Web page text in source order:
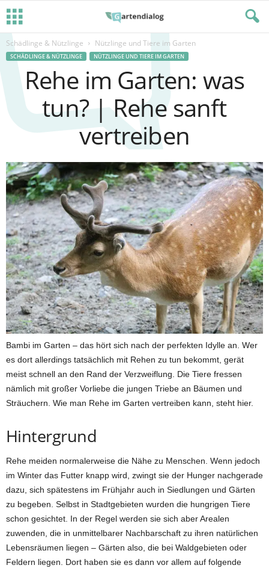
Schädlinge & Nützlinge Nützlinge und Tiere im Garten
SCHÄDLINGE & NÜTZLINGE NÜTZLINGE UND TIERE IM GARTEN
Rehe im Garten: was
tun? | Rehe sanft
vertreiben
Bambi im Garten – das hört sich nach der perfekten Idylle an. Wer
es dort allerdings tatsächlich mit Rehen zu tun bekommt, gerät
meist schnell an den Rand der Verzweiflung. Die Tiere fressen
nämlich mit großer Vorliebe die jungen Triebe an Bäumen und
Sträuchern. Wie man Rehe im Garten vertreiben kann, steht hier.
Hintergrund
Rehe meiden normalerweise die Nähe zu Menschen. Wenn jedoch
im Winter das Futter knapp wird, zwingt sie der Hunger nachgerade
dazu, sich spätestens im Frühjahr auch in Siedlungen und Gärten
zu begeben. Selbst in Stadtgebieten wurden die hungrigen Tiere
schon gesichtet. In der Regel werden sie sich aber Arealen
zuwenden, die in unmittelbarer Nachbarschaft zu ihren natürlichen
Lebensräumen liegen – Gärten also, die bei Waldgebieten oder
Feldern liegen. Dort haben sie es dann vor allem auf folgende